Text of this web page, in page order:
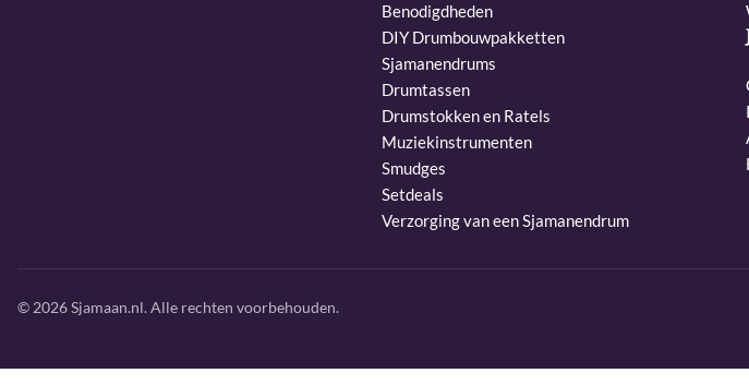
Benodigdheden
DIY Drumbouwpakketten
Sjamanendrums
Drumtassen
Drumstokken en Ratels
Muziekinstrumenten
Smudges
Setdeals
Verzorging van een Sjamanendrum
© 2026 Sjamaan.nl. Alle rechten voorbehouden.